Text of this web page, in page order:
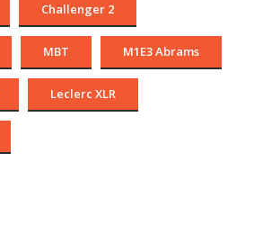
Challenger 2
MBT M1E3 Abrams
Leclerc XLR